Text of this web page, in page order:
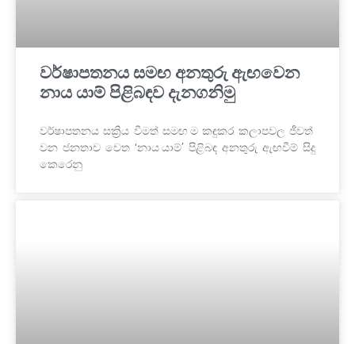
වර්ෂාපතනය සමඟ අනතුරු ඇඟවෙන
නාය යාම් පිළිබඳව දැනගනිමු
වර්ෂාපතනය සක්‍රිය වීමත් සමඟ ම කඳුකර කලාපවල ජීවත්
වන ජනතාව වෙත ‘නාය යාම්’ පිළිබඳ අනතුරු ඇඟවීම් සිදු
කෙරෙනු